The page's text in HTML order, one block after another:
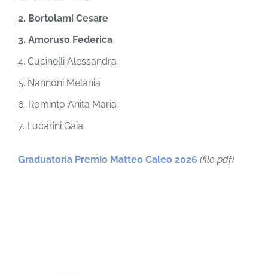
2. Bortolami Cesare
3. Amoruso Federica
4. Cucinelli Alessandra
5. Nannoni Melania
6. Rominto Anita Maria
7. Lucarini Gaia
Graduatoria Premio Matteo Caleo 2026 (file pdf)